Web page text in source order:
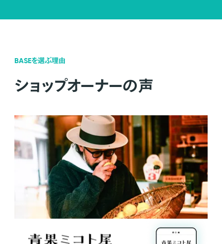
BASEを選ぶ理由
ショップオーナーの声